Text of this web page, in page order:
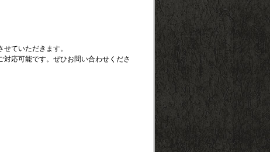
ていただきます。
応可能です。ぜひお問い合わせくださ